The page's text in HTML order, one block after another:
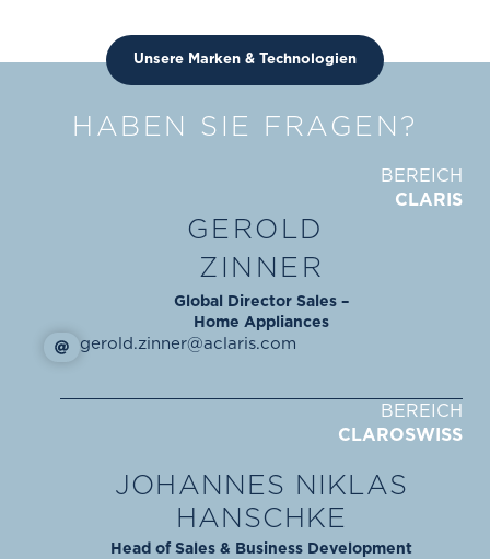
Unsere Marken & Technologien
HABEN SIE FRAGEN?
BEREICH
CLARIS
GEROLD
ZINNER
Global Director Sales –
Home Appliances
gerold.zinner@aclaris.com
BEREICH
CLAROSWISS
JOHANNES NIKLAS
HANSCHKE
Head of Sales & Business Development